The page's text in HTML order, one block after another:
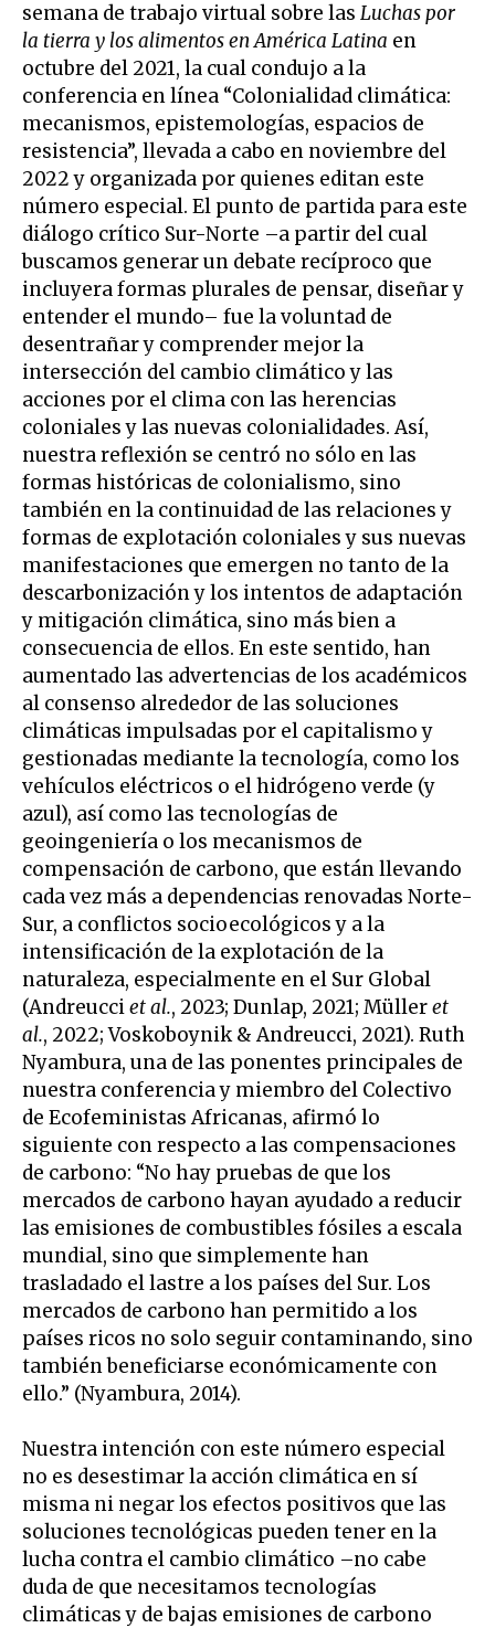
semana de trabajo virtual sobre las Luchas por
la tierra y los alimentos en América Latina en
octubre del 2021, la cual condujo a la
conferencia en línea “Colonialidad climática:
mecanismos, epistemologías, espacios de
resistencia”, llevada a cabo en noviembre del
2022 y organizada por quienes editan este
número especial. El punto de partida para este
diálogo crítico Sur-Norte –a partir del cual
buscamos generar un debate recíproco que
incluyera formas plurales de pensar, diseñar y
entender el mundo– fue la voluntad de
desentrañar y comprender mejor la
intersección del cambio climático y las
acciones por el clima con las herencias
coloniales y las nuevas colonialidades. Así,
nuestra reflexión se centró no sólo en las
formas históricas de colonialismo, sino
también en la continuidad de las relaciones y
formas de explotación coloniales y sus nuevas
manifestaciones que emergen no tanto de la
descarbonización y los intentos de adaptación
y mitigación climática, sino más bien a
consecuencia de ellos. En este sentido, han
aumentado las advertencias de los académicos
al consenso alrededor de las soluciones
climáticas impulsadas por el capitalismo y
gestionadas mediante la tecnología, como los
vehículos eléctricos o el hidrógeno verde (y
azul), así como las tecnologías de
geoingeniería o los mecanismos de
compensación de carbono, que están llevando
cada vez más a dependencias renovadas Norte-
Sur, a conflictos socioecológicos y a la
intensificación de la explotación de la
naturaleza, especialmente en el Sur Global
(Andreucciet al., 2023; Dunlap, 2021; Mülleret
al., 2022; Voskoboynik & Andreucci, 2021). Ruth
Nyambura, una de las ponentes principales de
nuestra conferencia y miembro del Colectivo
de Ecofeministas Africanas, afirmó lo
siguiente con respecto a las compensaciones
de carbono: “No hay pruebas de que los
mercados de carbono hayan ayudado a reducir
las emisiones de combustibles fósiles a escala
mundial, sino que simplemente han
trasladado el lastre a los países del Sur. Los
mercados de carbono han permitido a los
países ricos no solo seguir contaminando, sino
también beneficiarse económicamente con
ello.” (Nyambura, 2014).
Nuestra intención con este número especial
no es desestimar la acción climática en sí
misma ni negar los efectos positivos que las
soluciones tecnológicas pueden tener en la
lucha contra el cambio climático –no cabe
duda de que necesitamos tecnologías
climáticas y de bajas emisiones de carbono